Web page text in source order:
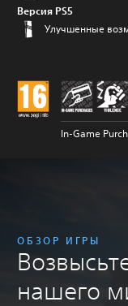
Версия PS5
Улучшенные
In-Game
ОБЗОР ИГРЫ
нашего